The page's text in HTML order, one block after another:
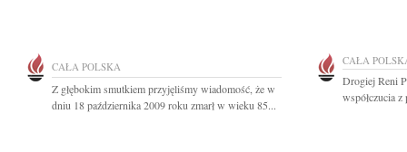
CAŁA POLSKA
Z głębokim smutkiem przyjęliśmy wiadomość, że w
dniu 18 października 2009 roku zmarł w wieku 85...
CAŁA
Drogiej Reni
współczucia